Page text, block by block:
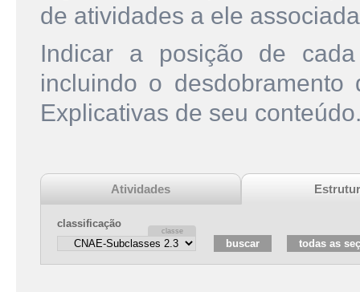
de atividades a ele
Indicar a posição de
incluindo o
Explicativas de seu
Atividades
classificação